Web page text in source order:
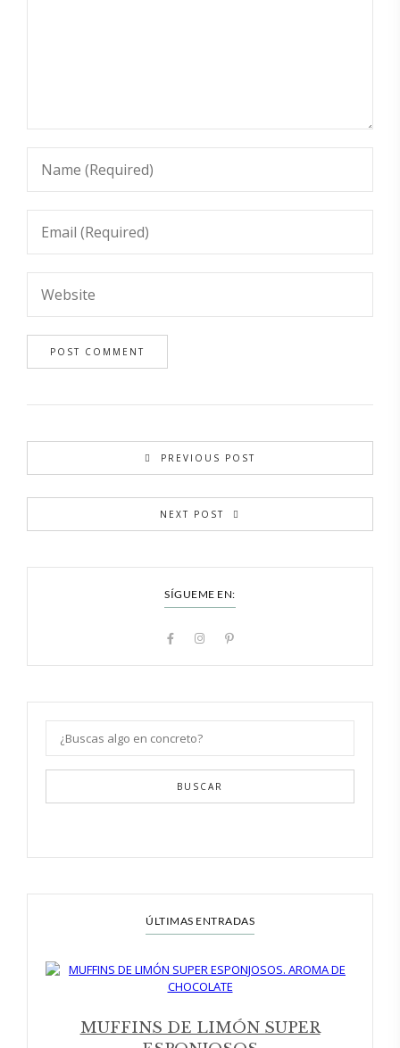
PREVIOUS POST
NEXT POST
SÍGUEME EN:
BUSCAR
ÚLTIMAS ENTRADAS
MUFFINS DE LIMÓN SUPER